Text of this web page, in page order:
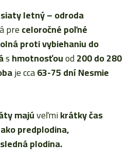
letný–odroda
preceloročné poľné
proti vybiehaniu do
shmotnosťouod200 do 280
je cca63-75 dní Nesmie
majúveľmikrátky čas
ako predplodina,
plodina.